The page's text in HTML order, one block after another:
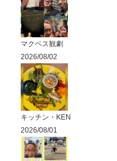
マクベス観劇
2026/08/02
キッチン・KEN
2026/08/01